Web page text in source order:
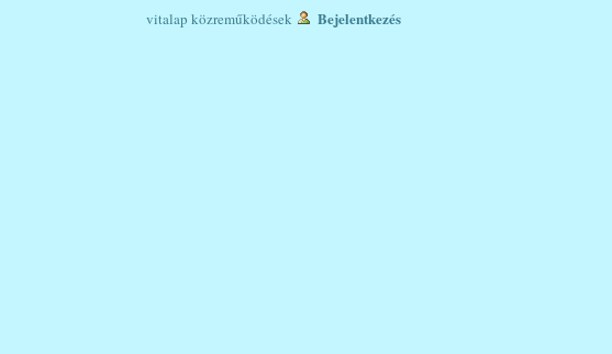
vitalap közreműködések Bejelentkezés